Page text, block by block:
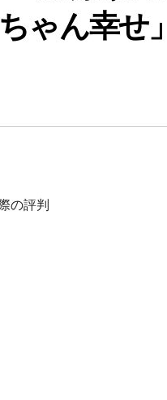
ゃん幸せ
の評判